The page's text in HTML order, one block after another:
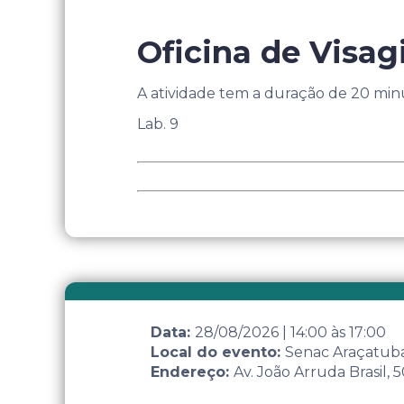
Oficina de
A atividade tem a duração de 20
Lab. 9
Data: 28/08/2026 14:00 às 17:00
Local do evento: Senac
Endereço: Av. João Arruda Brasil,